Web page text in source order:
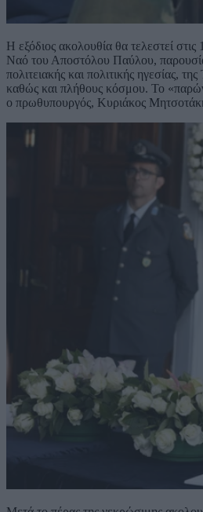
Η εξόδιος ακολουθία θα τελεστεί
Ναό του Αποστόλου Παύλου,
πολιτειακής και πολιτικής ηγεσίας,
καθώς και πλήθους κόσμου. Το
ο πρωθυπουργός, Κυριάκος